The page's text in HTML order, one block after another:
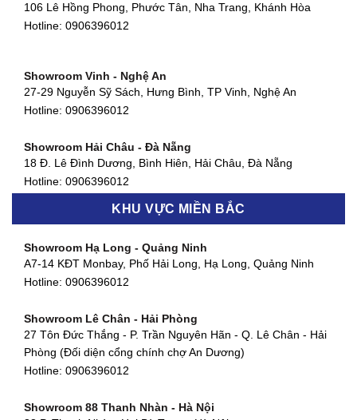
Showroom Quận 11 - TP. HCM
Showroom Quận 4 - TP. HCM
127 Khánh Hội, Phường 3, Quận 4,TP. HCM
Showroom Quận 7 - TP. HCM
877 Huỳnh Tấn Phát, Phú Thuận, Quận 7, TP HCM
Hotline:0906396012
580 Phan Văn Trị, Phường 7, Quận 5, TP HCM
Hotline:0906396012
90 Đ. Cộng Hòa, Phường 4, Tân Bình, TP HCM
Hotline:0906396012
106 Lê Hồng Phong, Phước Tân, Nha Trang, Khánh Hòa
Hotline: 0906396012
Showroom Vinh - Nghệ An
27-29 Nguyễn Sỹ Sách, Hưng Bình, TP Vinh, Nghệ An
Hotline: 0906396012
Showroom Hải Châu - Đà Nẵng
18 Đ. Lê Đình Dương, Bình Hiên, Hải Châu, Đà Nẵng
Hotline: 0906396012
Showroom Thanh Khê - Đà Nẵng
Hotline:0906396012
Showroom Cẩm Lệ - Đà Nẵng
Hotline:0906396012
Showroom Huế
54 Hùng Vương, Phú Hội, Thành phố Huế, Thừa Thiên Huế
KHU VỰC MIỀN BẮC
Showroom Hạ Long - Quảng Ninh
A7-14 KĐT Monbay, Phố Hải Long, Hạ Long, Quảng Ninh
Hotline: 0906396012
Showroom Lê Chân - Hải Phòng
27 Tôn Đức Thắng - P. Trần Nguyên Hãn - Q. Lê Chân - Hải
Phòng (Đối diện cổng chính chợ An Dương)
Hotline: 0906396012
Showroom 88 Thanh Nhàn - Hà Nội